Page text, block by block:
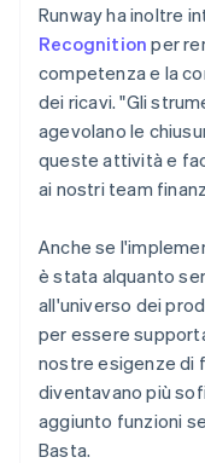
Runway ha inoltre
Recognition per
competenza e la
dei ricavi. "Gli
agevolano le
queste attività e
ai nostri team
Anche se
è stata alquanto
all'universo dei
per essere
nostre esigenze di
diventavano più
aggiunto funzioni
Basta.